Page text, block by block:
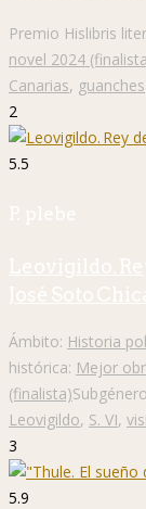
Premio Hislibris
novel 2024
Canarias, guanches
2
5.5
P. plebe
Leovigildo.
José Soto
Ámbito: Historia
histórica: Mejor
(finalista)
Leovigildo, S. VI,
3
5.9